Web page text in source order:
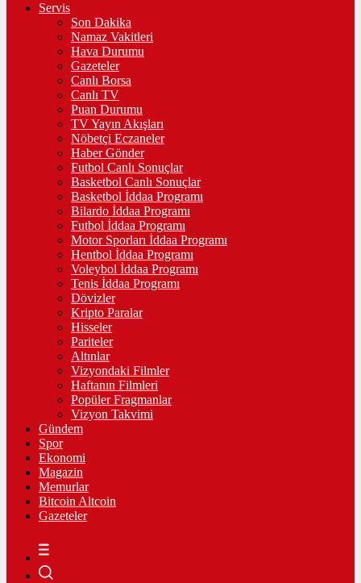
Servis
Son Dakika
Namaz Vakitleri
Hava Durumu
Gazeteler
Canlı Borsa
Canlı TV
Puan Durumu
TV Yayın Akışları
Nöbetçi Eczaneler
Haber Gönder
Futbol Canlı Sonuçlar
Basketbol Canlı Sonuçlar
Basketbol İddaa Programı
Bilardo İddaa Programı
Futbol İddaa Programı
Motor Sporları İddaa Programı
Hentbol İddaa Programı
Voleybol İddaa Programı
Tenis İddaa Programı
Dövizler
Kripto Paralar
Hisseler
Pariteler
Altınlar
Vizyondaki Filmler
Haftanın Filmleri
Popüler Fragmanlar
Vizyon Takvimi
Gündem
Spor
Ekonomi
Magazin
Memurlar
Bitcoin Altcoin
Gazeteler